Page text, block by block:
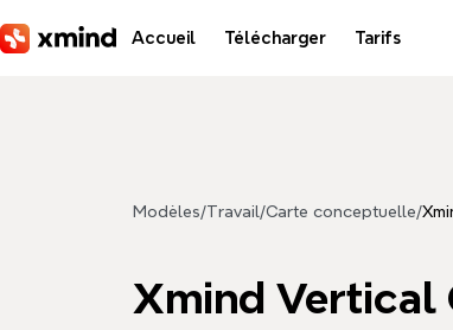
Accueil Télécharger Tarifs
Modèles/Travail/Carte conceptuelle/
Xmind Vertical